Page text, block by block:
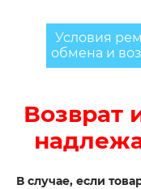
Условия
обмена и
Возврат
В случае, если